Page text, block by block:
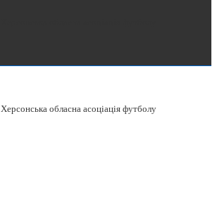
Херсонська обласна асоціація футболу